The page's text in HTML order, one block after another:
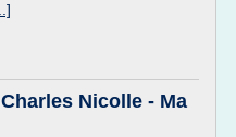
Nicolle - Ma